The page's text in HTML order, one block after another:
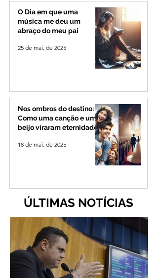
de 4 mil habitantes
O Dia em que uma
música me deu um
abraço do meu pai
25 de mai. de 2025
Nos ombros do destino:
Como uma canção e um
beijo viraram eternidade
18 de mai. de 2025
ÚLTIMAS NOTÍCIAS